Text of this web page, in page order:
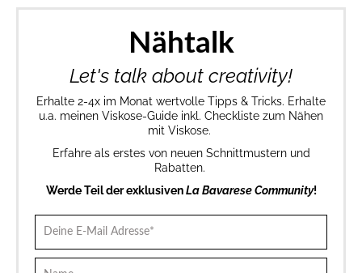
Nähtalk
Let's talk about creativity!
Erhalte 2-4x im Monat wertvolle Tipps & Tricks. Erhalte
u.a. meinen Viskose-Guide inkl. Checkliste zum Nähen
mit Viskose.
Erfahre als erstes von neuen Schnittmustern und
Rabatten.
Werde Teil der exklusivenLa Bavarese Community!